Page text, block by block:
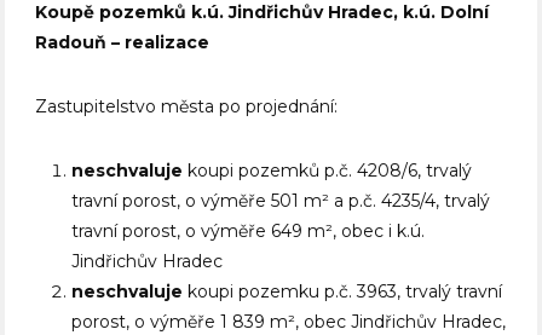
Koupě pozemků k.ú. Jindřichův Hradec, k.ú. Dolní
Radouň – realizace
Zastupitelstvo města po projednání:
neschvaluje koupi pozemků p.č. 4208/6, trvalý
travní porost, o výměře 501 m² a p.č. 4235/4, trvalý
travní porost, o výměře 649 m², obec i k.ú.
Jindřichův Hradec
neschvaluje koupi pozemku p.č. 3963, trvalý travní
porost, o výměře 1 839 m², obec Jindřichův Hradec,